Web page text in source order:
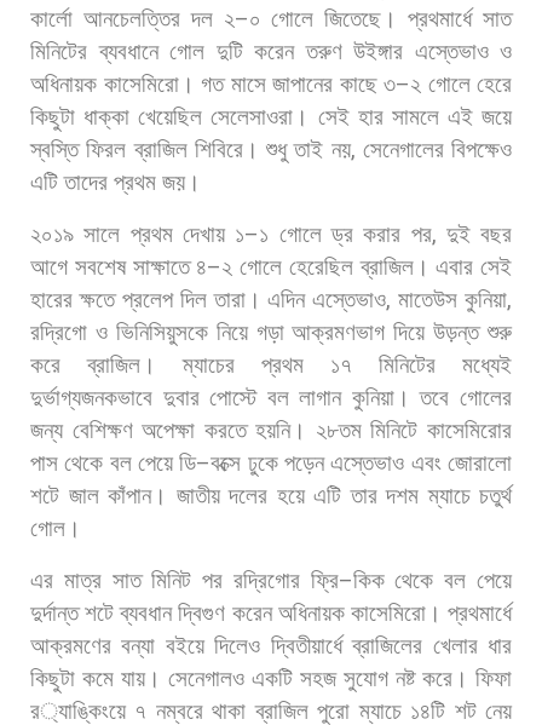
কার্লো আনচেলত্তির দল ২–০ গোলে জিতেছে। প্রথমার্ধে সাত
মিনিটের ব্যবধানে গোল দুটি করেন তরুণ উইঙ্গার এস্তেভাও ও
অধিনায়ক কাসেমিরো। গত মাসে জাপানের কাছে ৩–২ গোলে হেরে
কিছুটা ধাক্কা খেয়েছিল সেলেসাওরা। সেই হার সামলে এই জয়ে
স্বস্তি ফিরল ব্রাজিল শিবিরে। শুধু তাই নয়, সেনেগালের বিপক্ষেও
এটি তাদের প্রথম জয়।
২০১৯ সালে প্রথম দেখায় ১–১ গোলে ড্র করার পর, দুই বছর
আগে সবশেষ সাক্ষাতে ৪–২ গোলে হেরেছিল ব্রাজিল। এবার সেই
হারের ক্ষতে প্রলেপ দিল তারা। এদিন এস্তেভাও,মাতেউস কুনিয়া,
রদ্রিগো ও ভিনিসিয়ুসকে নিয়ে গড়া আক্রমণভাগ দিয়ে উড়ন্ত শুরু
করে
ব্রাজিল। ম্যাচের প্রথম ১৭ মিনিটের
মধ্যেই
দুর্ভাগ্যজনকভাবে দুবার পোস্টে বল লাগান কুনিয়া। তবে গোলের
জন্য বেশিক্ষণ অপেক্ষা করতে হয়নি। ২৮তম মিনিটে কাসেমিরোর
পাস থেকে বল পেয়ে ডি–বক্সে ঢুকে পড়েন এস্তেভাও এবং জোরালো
শটে জাল কাঁপান। জাতীয় দলের হয়ে এটি তার দশম ম্যাচে চতুর্থ
গোল।
এর মাত্র সাত মিনিট পর রদ্রিগোর ফ্রি–কিক থেকে বল পেয়ে
দুর্দান্ত শটে ব্যবধান দ্বিগুণ করেন অধিনায়ক কাসেমিরো। প্রথমার্ধে
আক্রমণের বন্যা বইয়ে দিলেও দ্বিতীয়ার্ধে ব্রাজিলের খেলার ধার
কিছুটা কমে যায়। সেনেগালও একটি সহজ সুযোগ নষ্ট করে। ফিফা
র্যাঙ্কিংয়ে ৭ নম্বরে থাকা ব্রাজিল পুরো ম্যাচে ১৪টি শট নেয়